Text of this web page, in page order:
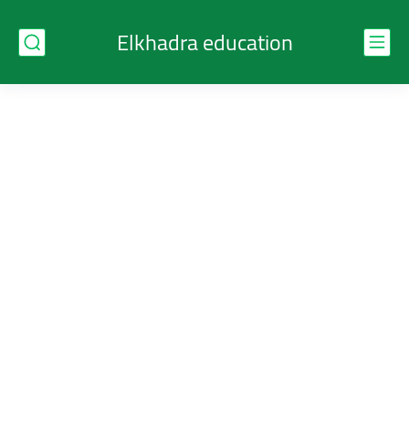
Elkhadra education